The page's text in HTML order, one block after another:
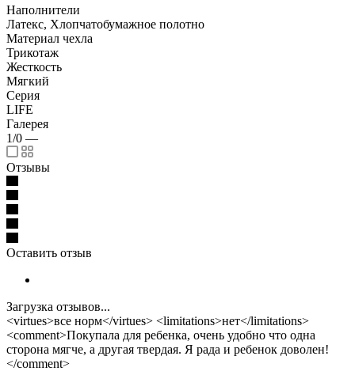
Наполнители
Латекс, Хлопчатобумажное полотно
Материал чехла
Трикотаж
Жесткость
Мягкий
Серия
LIFE
Галерея
1/0 —
Отзывы
Оставить отзыв
Загрузка отзывов...
<virtues>все норм</virtues> <limitations>нет</limitations>
<comment>Покупала для ребенка, очень удобно что одна
сторона мягче, а другая твердая. Я рада и ребенок доволен!
</comment>